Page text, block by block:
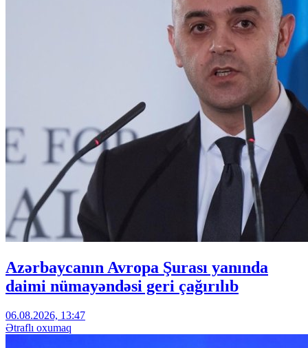
Azərbaycanın Avropa Şurası yanında
daimi nümayəndəsi geri çağırılıb
06.08.2026, 13:47
Ətraflı oxumaq